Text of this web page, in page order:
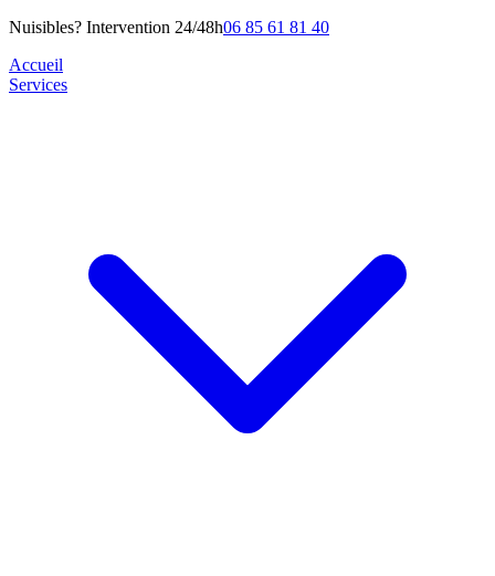
Nuisibles? Intervention 24/48h06 85 61 81 40
Accueil
Services